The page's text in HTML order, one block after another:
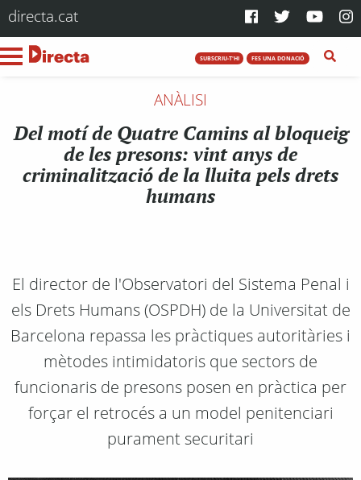
directa.cat
SUBSCRIU-T'HI FES UNA DONACIÓ
ANÀLISI
Del motí de Quatre Camins al bloqueig
de les presons: vint anys de
criminalització de la lluita pels drets
humans
El director de l'Observatori del Sistema Penal i
els Drets Humans (OSPDH) de la Universitat de
Barcelona repassa les pràctiques autoritàries i
mètodes intimidatoris que sectors de
funcionaris de presons posen en pràctica per
forçar el retrocés a un model penitenciari
purament securitari